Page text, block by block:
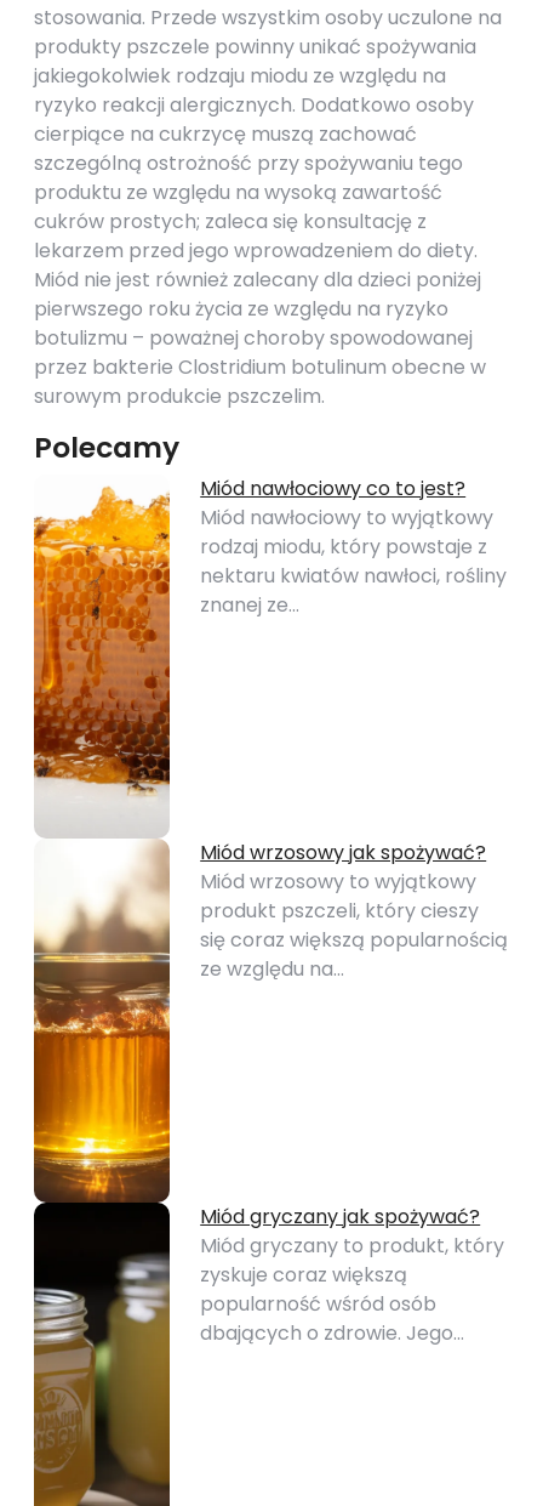
stosowania. Przede wszystkim osoby uczulone na
produkty pszczele powinny unikać spożywania
jakiegokolwiek rodzaju miodu ze względu na
ryzyko reakcji alergicznych. Dodatkowo osoby
cierpiące na cukrzycę muszą zachować
szczególną ostrożność przy spożywaniu tego
produktu ze względu na wysoką zawartość
cukrów prostych; zaleca się konsultację z
lekarzem przed jego wprowadzeniem do diety.
Miód nie jest również zalecany dla dzieci poniżej
pierwszego roku życia ze względu na ryzyko
botulizmu – poważnej choroby spowodowanej
przez bakterie Clostridium botulinum obecne w
surowym produkcie pszczelim.
Polecamy
Miód nawłociowy co to jest?
Miód nawłociowy to wyjątkowy
rodzaj miodu, który powstaje z
nektaru kwiatów nawłoci, rośliny
znanej ze…
Miód wrzosowy jak spożywać?
Miód wrzosowy to wyjątkowy
produkt pszczeli, który cieszy
się coraz większą popularnością
ze względu na…
Miód gryczany jak spożywać?
Miód gryczany to produkt, który
zyskuje coraz większą
popularność wśród osób
dbających o zdrowie. Jego…